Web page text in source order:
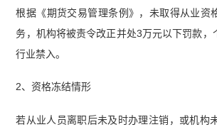
根据《期货交易管理条例》，未取得从业资
务，机构将被责令改正并处3万元以下罚款，
行业禁入。
2、资格冻结情形
若从业人员离职后未及时办理注销，或机构